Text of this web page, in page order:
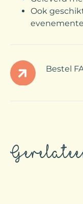
Ook
Bestel